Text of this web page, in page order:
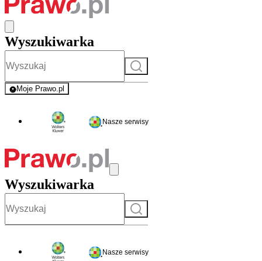
Wyszukiwarka
Szukaj
Moje Prawo.pl
- rejestracja i logowanie do serwisu
Nasze serwisy
Wyszukiwarka
Szukaj
Nasze serwisy